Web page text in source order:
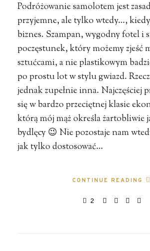
Podróżowanie samolotem jest
przyjemne, ale tylko wtedy…,
biznes. Szampan, wygodny fotel i
poczęstunek, który możemy zjeść
sztućcami, a nie plastikowym
po prostu lot w stylu gwiazd.
jednak zupełnie inna. Najczęściej
się w bardzo przeciętnej klasie
którą mój mąż określa żartobliwie
bydlęcy 😉 Nie pozostaje nam
jak tylko dostosować…
CONTINUE READING
2